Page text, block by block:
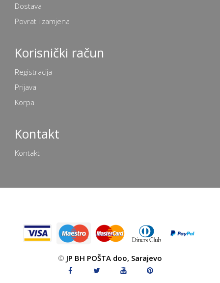
Dostava
Povrat i zamjena
Korisnički račun
Registracija
Prijava
Korpa
Kontakt
Kontakt
© JP BH POŠTA doo, Sarajevo